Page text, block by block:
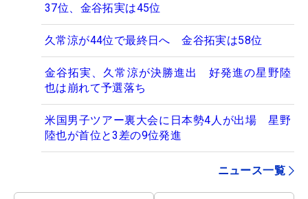
37位、金谷拓実は45位
久常涼が44位で最終日へ 金谷拓実は58位
金谷拓実、久常涼が決勝進出 好発進の星野陸
也は崩れて予選落ち
米国男子ツアー裏大会に日本勢4人が出場 星野
陸也が首位と3差の9位発進
ニュース一覧